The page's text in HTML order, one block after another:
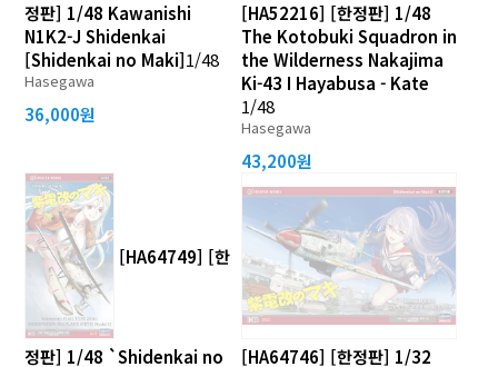
정판] 1/48 Kawanishi
N1K2-J Shidenkai
[Shidenkai no Maki]1/48
Hasegawa
36,000원
[HA52216] [한정판] 1/48
The Kotobuki Squadron in
the Wilderness Nakajima
Ki-43 I Hayabusa - Kate
1/48
Hasegawa
43,200원
[HA64749] [한
정판] 1/48 `Shidenkai no
[HA64746] [한정판] 1/32